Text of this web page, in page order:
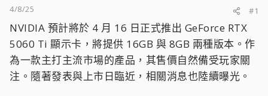
4/8/25
#1
NVIDIA 預計將於 4 月 16 日正式推出 GeForce RTX
5060 Ti 顯示卡，將提供 16GB 與 8GB 兩種版本。作
為一款主打主流市場的產品，其售價自然備受玩家關
注。隨著發表與上市日臨近，相關消息也陸續曝光。